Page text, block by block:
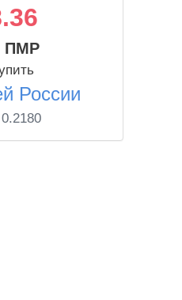
ПМР
России
0.2180